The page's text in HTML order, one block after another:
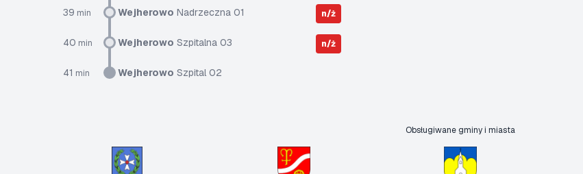
39 min Wejherowo Nadrzeczna 01 n/ż
40 min Wejherowo Szpitalna 03 n/ż
41 min Wejherowo Szpital 02
Obsługiwane gminy i miasta